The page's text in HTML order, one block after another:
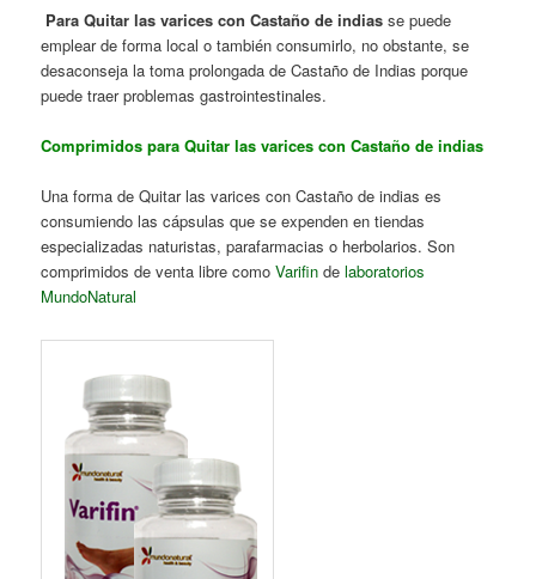
Para Quitar las varices con Castaño de indias se puede
emplear de forma local o también consumirlo, no obstante, se
desaconseja la toma prolongada de Castaño de Indias porque
puede traer problemas gastrointestinales.
Comprimidos para Quitar las varices con Castaño de indias
Una forma de Quitar las varices con Castaño de indias es
consumiendo las cápsulas que se expenden en tiendas
especializadas naturistas, parafarmacias o herbolarios. Son
comprimidos de venta libre comoVarifin de laboratorios
MundoNatural